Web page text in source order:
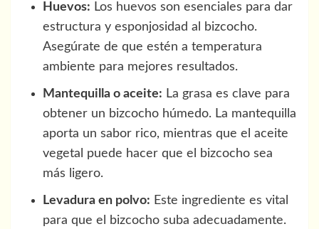
Huevos: Los huevos son esenciales para dar
estructura y esponjosidad al bizcocho.
Asegúrate de que estén a temperatura
ambiente para mejores resultados.
Mantequilla o aceite: La grasa es clave para
obtener un bizcocho húmedo. La mantequilla
aporta un sabor rico, mientras que el aceite
vegetal puede hacer que el bizcocho sea
más ligero.
Levadura en polvo: Este ingrediente es vital
para que el bizcocho suba adecuadamente.